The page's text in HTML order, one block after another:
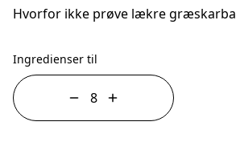
Hvorfor ikke prøve lækre
Ingredienser til